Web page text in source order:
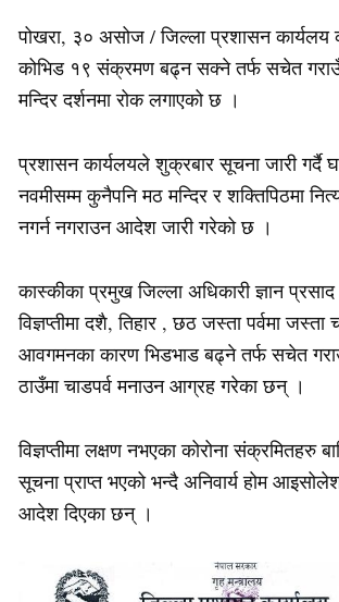
पोखरा, ३० असोज / जिल्ला प्रशासन कार्यलय
कोभिड १९ संक्रमण बढ्न सक्ने तर्फ सचेत
मन्दिर दर्शनमा रोक लगाएको छ ।
प्रशासन कार्यलयले शुक्रबार सूचना जारी गर्दै
नवमीसम्म कुनैपनि मठ मन्दिर र शक्तिपिठमा
नगर्न नगराउन आदेश जारी गरेको छ ।
कास्कीका प्रमुख जिल्ला अधिकारी ज्ञान प्रसाद
विज्ञप्तीमा दशै, तिहार , छठ जस्ता पर्वमा जस्ता
आवगमनका कारण भिडभाड बढ्ने तर्फ सचेत
ठाउँमा चाडपर्व मनाउन आग्रह गरेका छन् ।
विज्ञप्तीमा लक्षण नभएका कोरोना संक्रमितहरु
सूचना प्राप्त भएको भन्दै अनिवार्य होम
आदेश दिएका छन् ।